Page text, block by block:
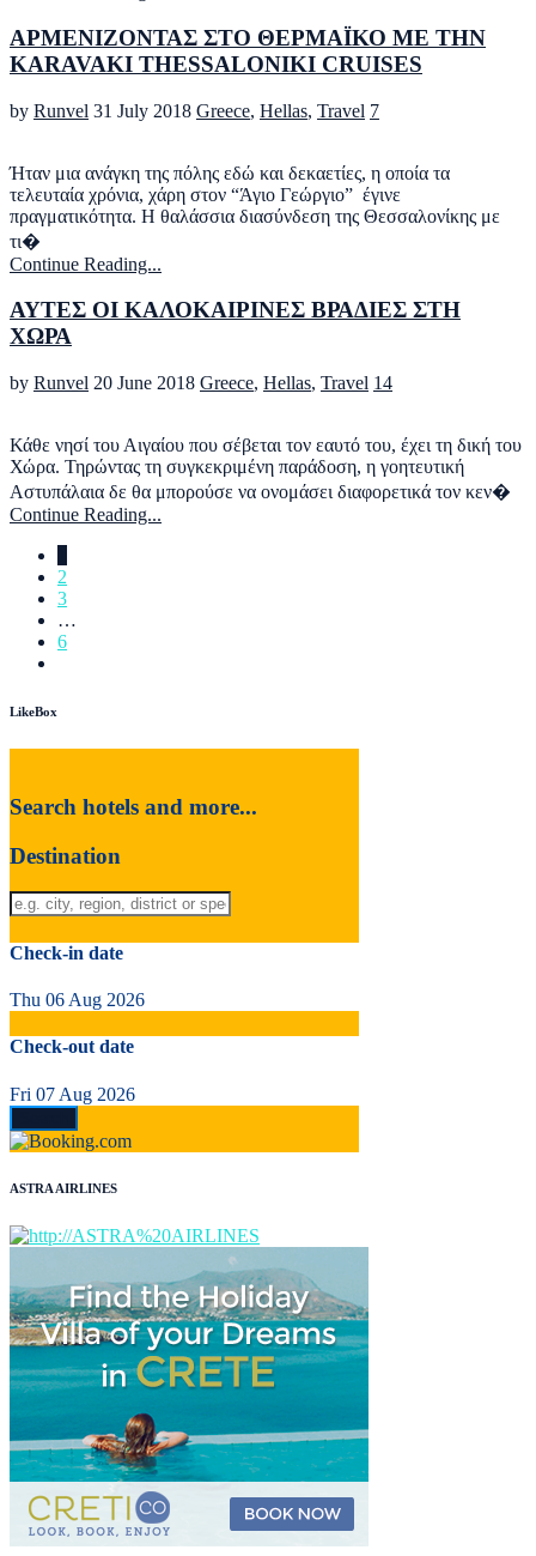
ΑΡΜΕΝΙΖΟΝΤΑΣ ΣΤΟ ΘΕΡΜΑΪΚΟ ΜΕ ΤHN
KARAVAKI THESSALONIKI CRUISES
by Runvel 31 July 2018 Greece, Hellas, Travel 7
Ήταν μια ανάγκη της πόλης εδώ και δεκαετίες, η οποία τα
τελευταία χρόνια, χάρη στον “Άγιο Γεώργιο” έγινε
πραγματικότητα. Η θαλάσσια διασύνδεση της Θεσσαλονίκης με
τι�
Continue Reading...
ΑΥΤΕΣ ΟΙ ΚΑΛΟΚΑΙΡΙΝΕΣ ΒΡΑΔΙΕΣ ΣΤΗ
ΧΩΡΑ
by Runvel 20 June 2018 Greece, Hellas, Travel 14
Κάθε νησί του Αιγαίου που σέβεται τον εαυτό του, έχει τη δική του
Χώρα. Τηρώντας τη συγκεκριμένη παράδοση, η γοητευτική
Αστυπάλαια δε θα μπορούσε να ονομάσει διαφορετικά τον κεν�
Continue Reading...
2
3
…
6
LikeBox
Search hotels and more...
Destination
Check-in date
Thu 06 Aug 2026
Check-out date
Fri 07 Aug 2026
ASTRA AIRLINES